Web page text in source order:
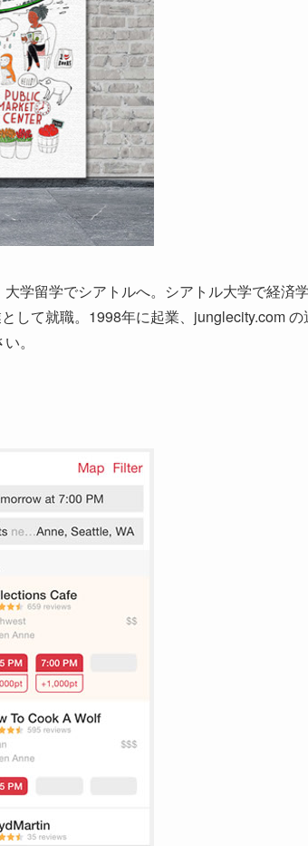
学留学でシアトルへ。シアトル大学で経済
して就職。1998年に起業、junglecity.com の
。